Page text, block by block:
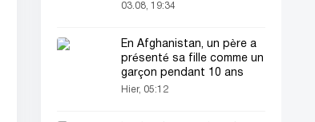
03.08, 19:34
En Afghanistan, un père a
présenté sa fille comme un
garçon pendant 10 ans
Hier, 05:12